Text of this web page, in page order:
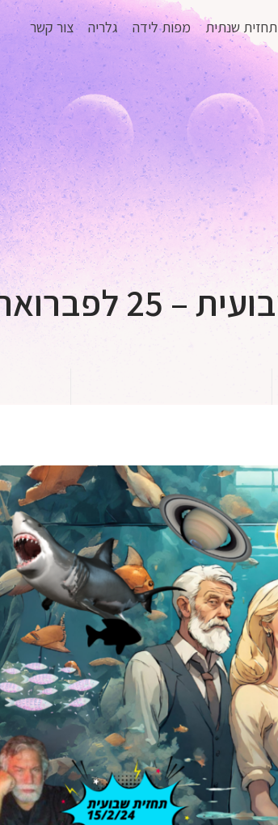
תחזית שנתית מפות לידה גלריה צור קשר
24